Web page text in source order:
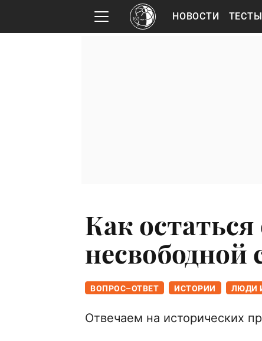
НОВОСТИ ТЕСТЫ
Как
несвободной
ВОПРОС–ОТВЕТ ИСТОРИИ ЛЮДИ
Отвечаем на исторических